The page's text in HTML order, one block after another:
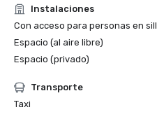
Instalaciones
Con acceso para personas en
Espacio (al aire libre)
Espacio (privado)
Transporte
Taxi